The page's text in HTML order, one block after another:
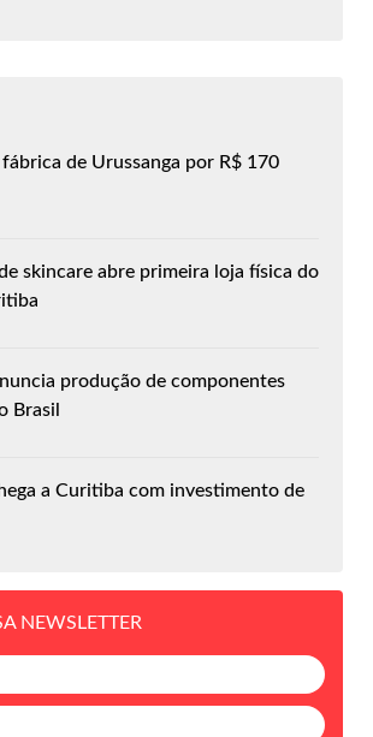
de Urussanga por R$ 170
skincare abre primeira loja física do
produção de componentes
Brasil
a Curitiba com investimento de
NEWSLETTER